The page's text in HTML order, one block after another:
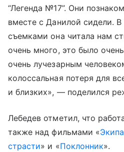
“Легенда №17”. Они
вместе с Данилой сидели.
съемками она читала нам
очень много, это было
очень лучезарным
колоссальная потеря для
и близких», — поделился
Лебедев отметил, что
также над фильмами «
страсти» и «Поклонник».